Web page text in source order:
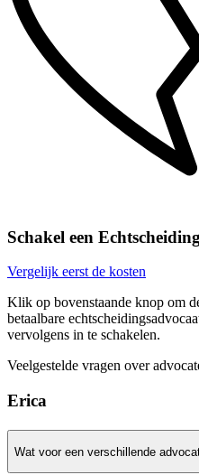
Schakel een
Vergelijk eerst de kosten
Klik op bovenstaande knop om
betaalbare
vervolgens in te schakelen.
Veelgestelde vragen over
Erica
Wat voor een verschillende